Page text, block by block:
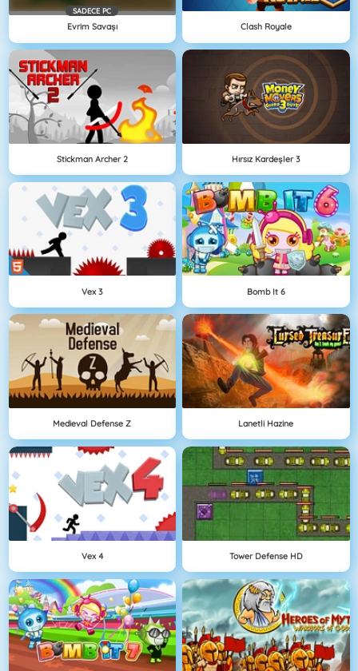
SADECE PC
Evrim Savaşı Clash Royale
Stickman Archer 2 Hırsız Kardeşler 3
Vex 3 Bomb It 6
Medieval Defense Z Lanetli Hazine
Vex 4 Tower Defense HD